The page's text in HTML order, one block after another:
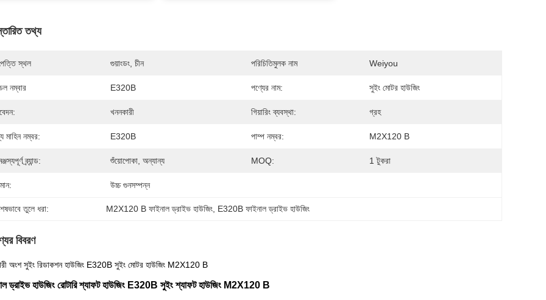
তথ্য
স্থল গুয়াংডং, চীন পরিচিতিমুলক নাম Weiyou
নম্বার E320B পণ্যের নাম: সুইং মোটর হাউজিং
খননকারী গিয়ারিং ব্যবস্থা: গ্রহ
মাহিন নম্বর: E320B পাম্প নম্বর: M2X120 B
ব্র্যান্ড: শুঁয়োপোকা, অন্যান্য MOQ: 1 টুকরা
উচ্চ গুনসম্পন্ন
তুলে ধরা: M2X120 B ফাইনাল ড্রাইভ হাউজিং E320B ফাইনাল ড্রাইভ হাউজিং
বিবরণ
অংশ সুইং রিডাকশন হাউজিং E320B সুইং মোটর হাউজিং M2X120 B
ড্রাইভ হাউজিং রোটারি শ্যাফট হাউজিং E320B সুইং শ্যাফট হাউজিং M2X120 B